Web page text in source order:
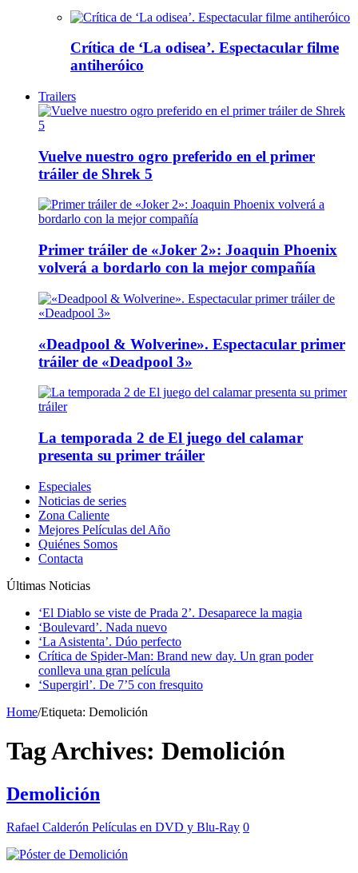
Crítica de ‘La odisea’. Espectacular filme
antiheróico
Trailers
Vuelve nuestro ogro preferido en el primer
tráiler de Shrek 5
Primer tráiler de «Joker 2»: Joaquin Phoenix
volverá a bordarlo con la mejor compañía
«Deadpool & Wolverine». Espectacular primer
tráiler de «Deadpool 3»
La temporada 2 de El juego del calamar
presenta su primer tráiler
Especiales
Noticias de series
Zona Caliente
Mejores Películas del Año
Quiénes Somos
Contacta
Últimas Noticias
‘El Diablo se viste de Prada 2’. Desaparece la magia
‘Boulevard’. Nada nuevo
‘La Asistenta’. Dúo perfecto
Crítica de Spider-Man: Brand new day. Un gran poder
conlleva una gran película
‘Supergirl’. De 7’5 con fresquito
Home/Etiqueta: Demolición
Tag Archives: Demolición
Demolición
Rafael Calderón Películas en DVD y Blu-Ray 0